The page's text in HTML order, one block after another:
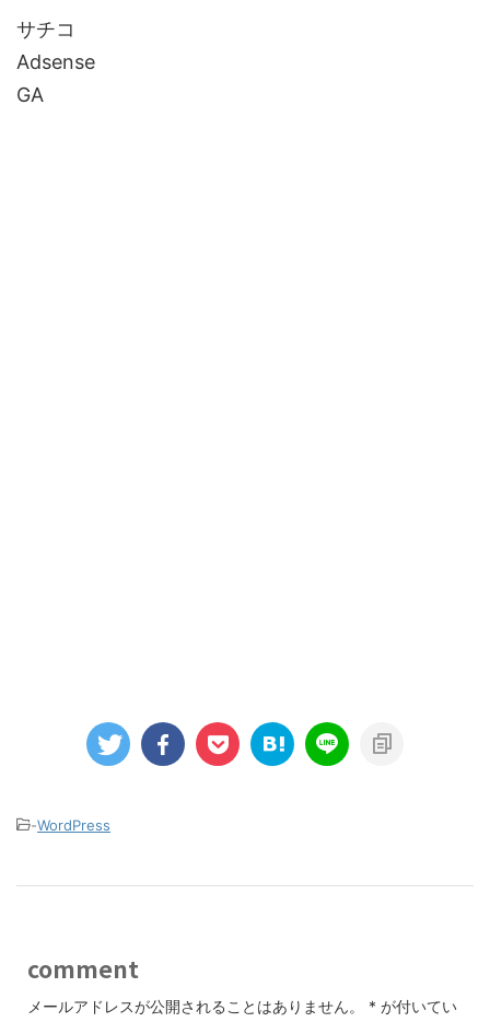
サチコ
Adsense
GA
-WordPress
comment
メールアドレスが公開されることはありません。 * が付いてい